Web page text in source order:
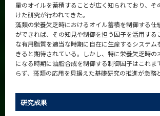
量のオイルを蓄積することが広く知られており、そ
けた研究が行われてきた。
藻類の栄養欠乏時におけるオイル蓄積を制御する仕
ができれば、その知見や制御を担う因子を活用する
な有用脂質を適当な時期に自在に生産するシステム
きると期待されている。しかし、特に栄養欠乏時の
になる時期に油脂合成を制御する制御因子はこれま
らず、藻類の応用を見据えた基礎研究の推進が急務
研究成果